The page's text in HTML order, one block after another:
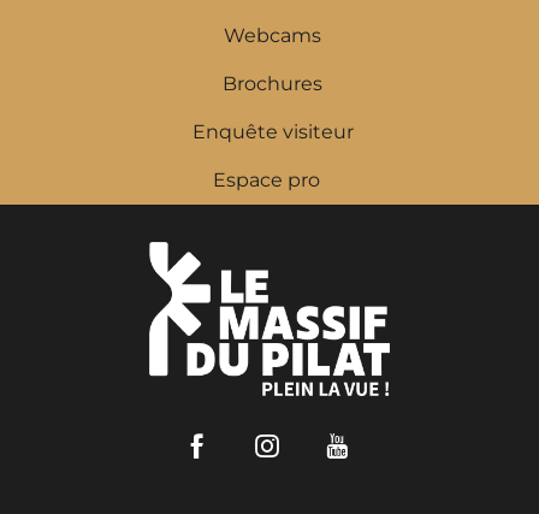
Webcams
Brochures
Enquête visiteur
Espace pro
FacebookInstagram